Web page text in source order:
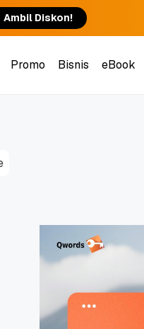
Ambil Diskon!
Promo
Bisnis
eBook